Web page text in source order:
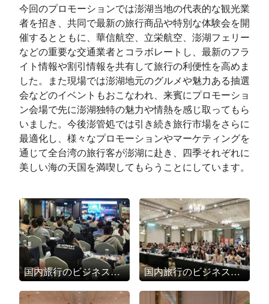
今回のプロモーションでは澎湖当地の代表的な観光業
者を招き、共同で最新の旅行商品や特別な体験会を開
催するとともに、華信航空、立栄航空、澎湖フェリー
などの重要な交通業者とコラボレートし、最新のフラ
イト情報や割引情報を共有して旅行の利便性を高めま
した。また現場では澎湖地元のグルメや魅力ある抽選
会などのイベントもおこなわれ、来賓にプロモーショ
ン会場で先に澎湖独特の魅力や情熱を感じ取ってもら
いました。今後澎管処では引き続き旅行市場をさらに
最適化し、様々なプロモーションやマーケティングを
通じて全台湾の旅行客が澎湖に赴き、四季それぞれに
美しい海の天国を満喫してもらうことにしています。
国内旅行のビジネスチャンスをつかむ！「2025澎湖四季旅行」プロモーションを台湾各地で盛大に開催 国内旅行のビジネスチャンスをつかむ！「2025澎湖四季旅行」プロモーションを台湾各地で盛大に開催